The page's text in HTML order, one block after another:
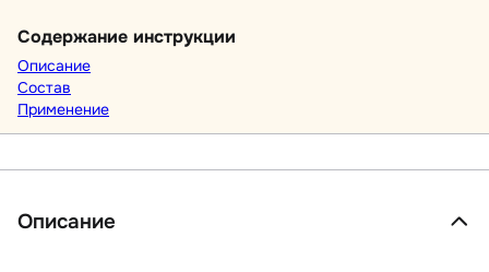
Содержание инструкции
Описание
Состав
Применение
Описание